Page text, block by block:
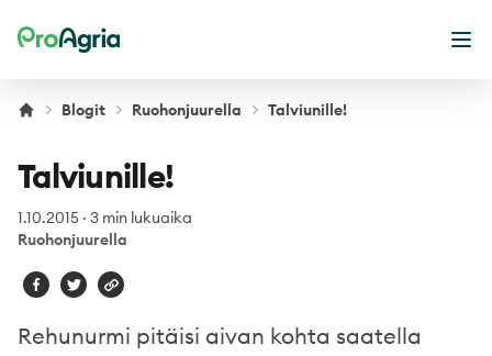
ProAgria
Blogit Ruohonjuurella Talviunille!
Talviunille!
1.10.2015 · 3 min lukuaika
Ruohonjuurella
Rehunurmi pitäisi aivan kohta saatella